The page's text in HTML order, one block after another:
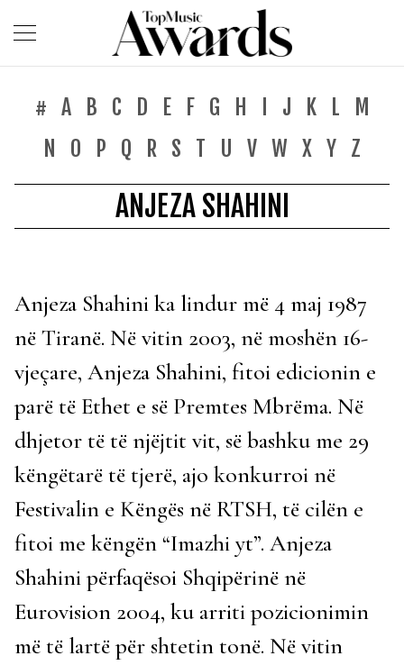
# A B C D E F G H J K L
M
N
O P Q R S T U V W X Y Z
ANJEZA SHAHINI
Anjeza Shahini ka lindur më 4 maj 1987
në Tiranë. Në vitin 2003, në moshën 16-
vjeçare, Anjeza Shahini, fitoi edicionin e
parë të Ethet e së Premtes Mbrëma. Në
dhjetor të të njëjtit vit, së bashku me 29
këngëtarë të tjerë, ajo konkurroi në
Festivalin e Këngës në RTSH, të cilën e
fitoi me këngën “Imazhi yt”. Anjeza
Shahini përfaqësoi Shqipërinë në
Eurovision 2004, ku arriti pozicionimin
më të lartë për shtetin tonë. Në vitin